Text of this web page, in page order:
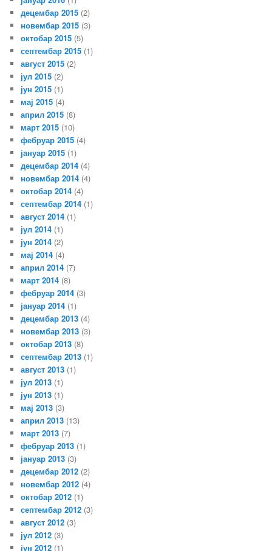
децембар 2015 (2)
новембар 2015 (3)
октобар 2015 (5)
септембар 2015 (1)
август 2015 (2)
јул 2015 (2)
јун 2015 (1)
мај 2015 (4)
април 2015 (8)
март 2015 (10)
фебруар 2015 (4)
јануар 2015 (1)
децембар 2014 (4)
новембар 2014 (4)
октобар 2014 (4)
септембар 2014 (1)
август 2014 (1)
јул 2014 (1)
јун 2014 (2)
мај 2014 (4)
април 2014 (7)
март 2014 (8)
фебруар 2014 (3)
јануар 2014 (1)
децембар 2013 (4)
новембар 2013 (3)
октобар 2013 (8)
септембар 2013 (1)
август 2013 (1)
јул 2013 (1)
јун 2013 (1)
мај 2013 (3)
април 2013 (13)
март 2013 (7)
фебруар 2013 (1)
јануар 2013 (3)
децембар 2012 (2)
новембар 2012 (4)
октобар 2012 (1)
септембар 2012 (3)
август 2012 (3)
јул 2012 (3)
јун 2012 (1)